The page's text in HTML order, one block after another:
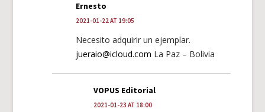
Ernesto
2021-01-22 AT 19:05
Necesito adquirir un ejemplar.
jueraio@icloud.com La Paz – Bolivia
VOPUS Editorial
2021-01-23 AT 18:00